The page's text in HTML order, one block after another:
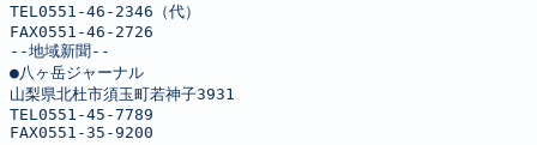
TEL0551-46-2346（代）
FAX0551-46-2726
--地域新聞--
●八ヶ岳ジャーナル
山梨県北杜市須玉町若神子3931
TEL0551-45-7789
FAX0551-35-9200